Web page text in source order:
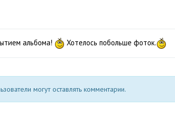
альбома! Хотелось побольше фоток.
могут оставлять комментарии.